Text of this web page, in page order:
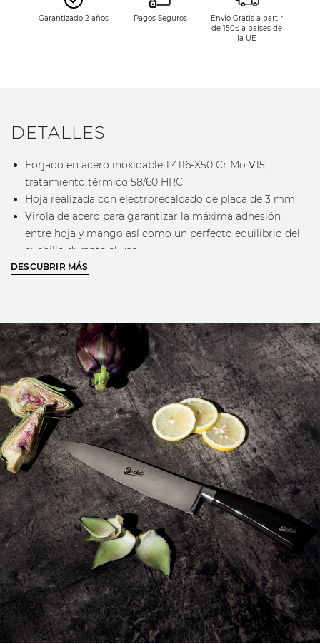
Garantizado 2 años Pagos Seguros
Envío Gratis a partir
de 150€ a países de
la UE
DETALLES
Forjado en acero inoxidable 1.4116-X50 Cr Mo V15;
tratamiento térmico 58/60 HRC
Hoja realizada con electrorecalcado de placa de 3 mm
Virola de acero para garantizar la máxima adhesión
entre hoja y mango así como un perfecto equilibrio del
cuchillo durante el uso
Logotipo Berkel grabado en la hoja
DESCUBRE MÁS
DESCUBRIR MÁS